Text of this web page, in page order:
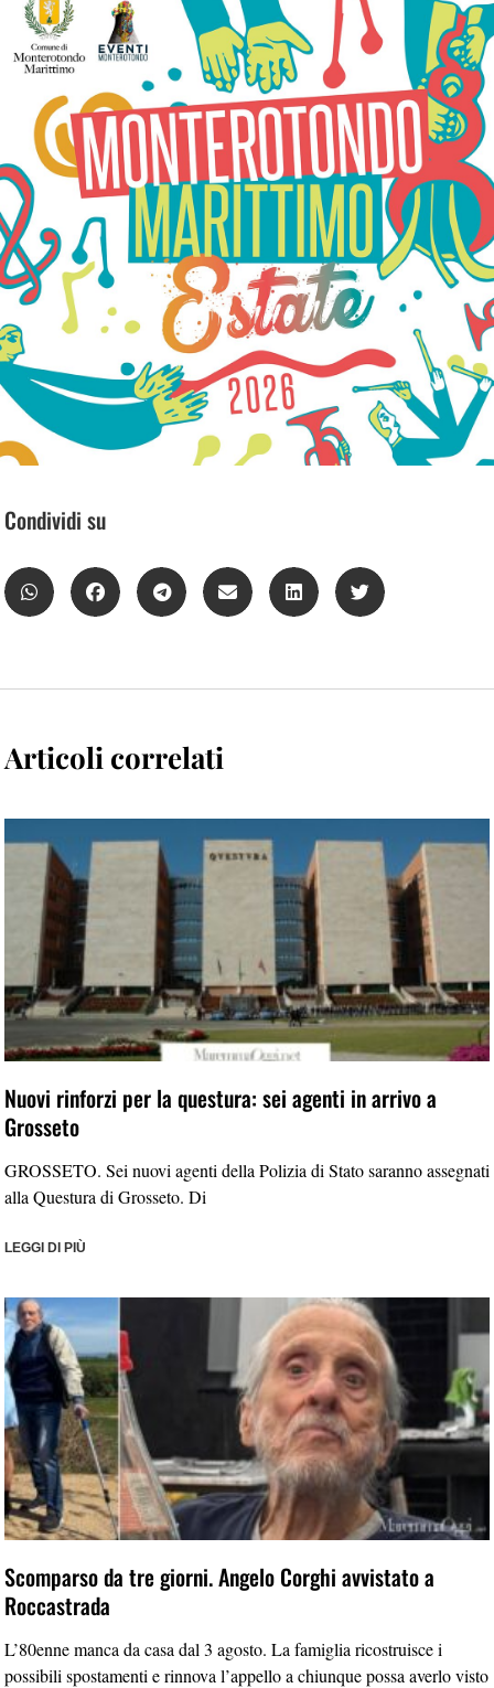
Condividi su
Articoli correlati
Nuovi rinforzi per la questura: sei agenti in arrivo a
Grosseto
GROSSETO. Sei nuovi agenti della Polizia di Stato saranno assegnati
alla Questura di Grosseto. Di
LEGGI DI PIÙ
Scomparso da tre giorni. Angelo Corghi avvistato a
Roccastrada
L’80enne manca da casa dal 3 agosto. La famiglia ricostruisce i
possibili spostamenti e rinnova l’appello a chiunque possa averlo visto